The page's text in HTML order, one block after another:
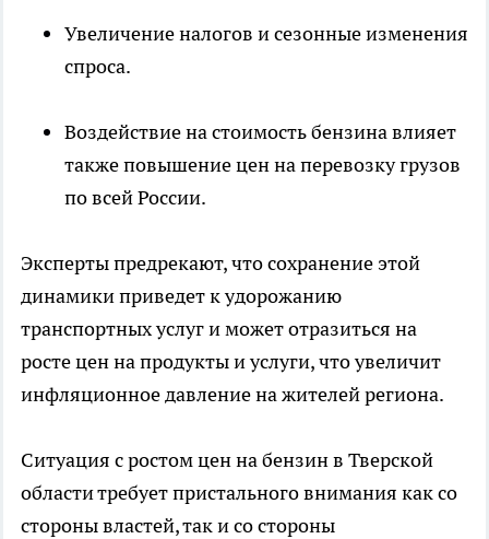
Увеличение налогов и сезонные изменения
спроса.
Воздействие на стоимость бензина влияет
также повышение цен на перевозку грузов
по всей России.
Эксперты предрекают, что сохранение этой
динамики приведет к удорожанию
транспортных услуг и может отразиться на
росте цен на продукты и услуги, что увеличит
инфляционное давление на жителей региона.
Ситуация с ростом цен на бензин в Тверской
области требует пристального внимания как со
стороны властей, так и со стороны